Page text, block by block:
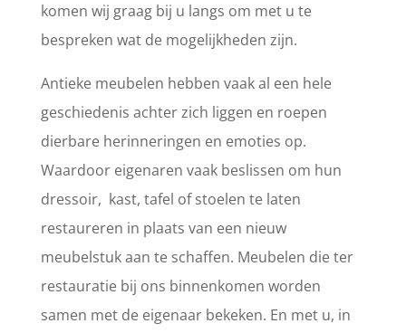
komen wij graag bij u langs om met u te
bespreken wat de mogelijkheden zijn.
Antieke meubelen hebben vaak al een hele
geschiedenis achter zich liggen en roepen
dierbare herinneringen en emoties op.
Waardoor eigenaren vaak beslissen om hun
dressoir, kast, tafel of stoelen te laten
restaureren in plaats van een nieuw
meubelstuk aan te schaffen. Meubelen die ter
restauratie bij ons binnenkomen worden
samen met de eigenaar bekeken. En met u, in